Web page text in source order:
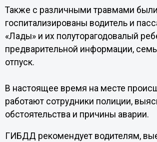
Также с различными травмами были
госпитализированы водитель и
«Лады» и их полуторагодовалый
предварительной информации,
отпуск.
В настоящее время на месте
работают сотрудники полиции,
обстоятельства и причины аварии.
ГИБДД рекомендует водителям,